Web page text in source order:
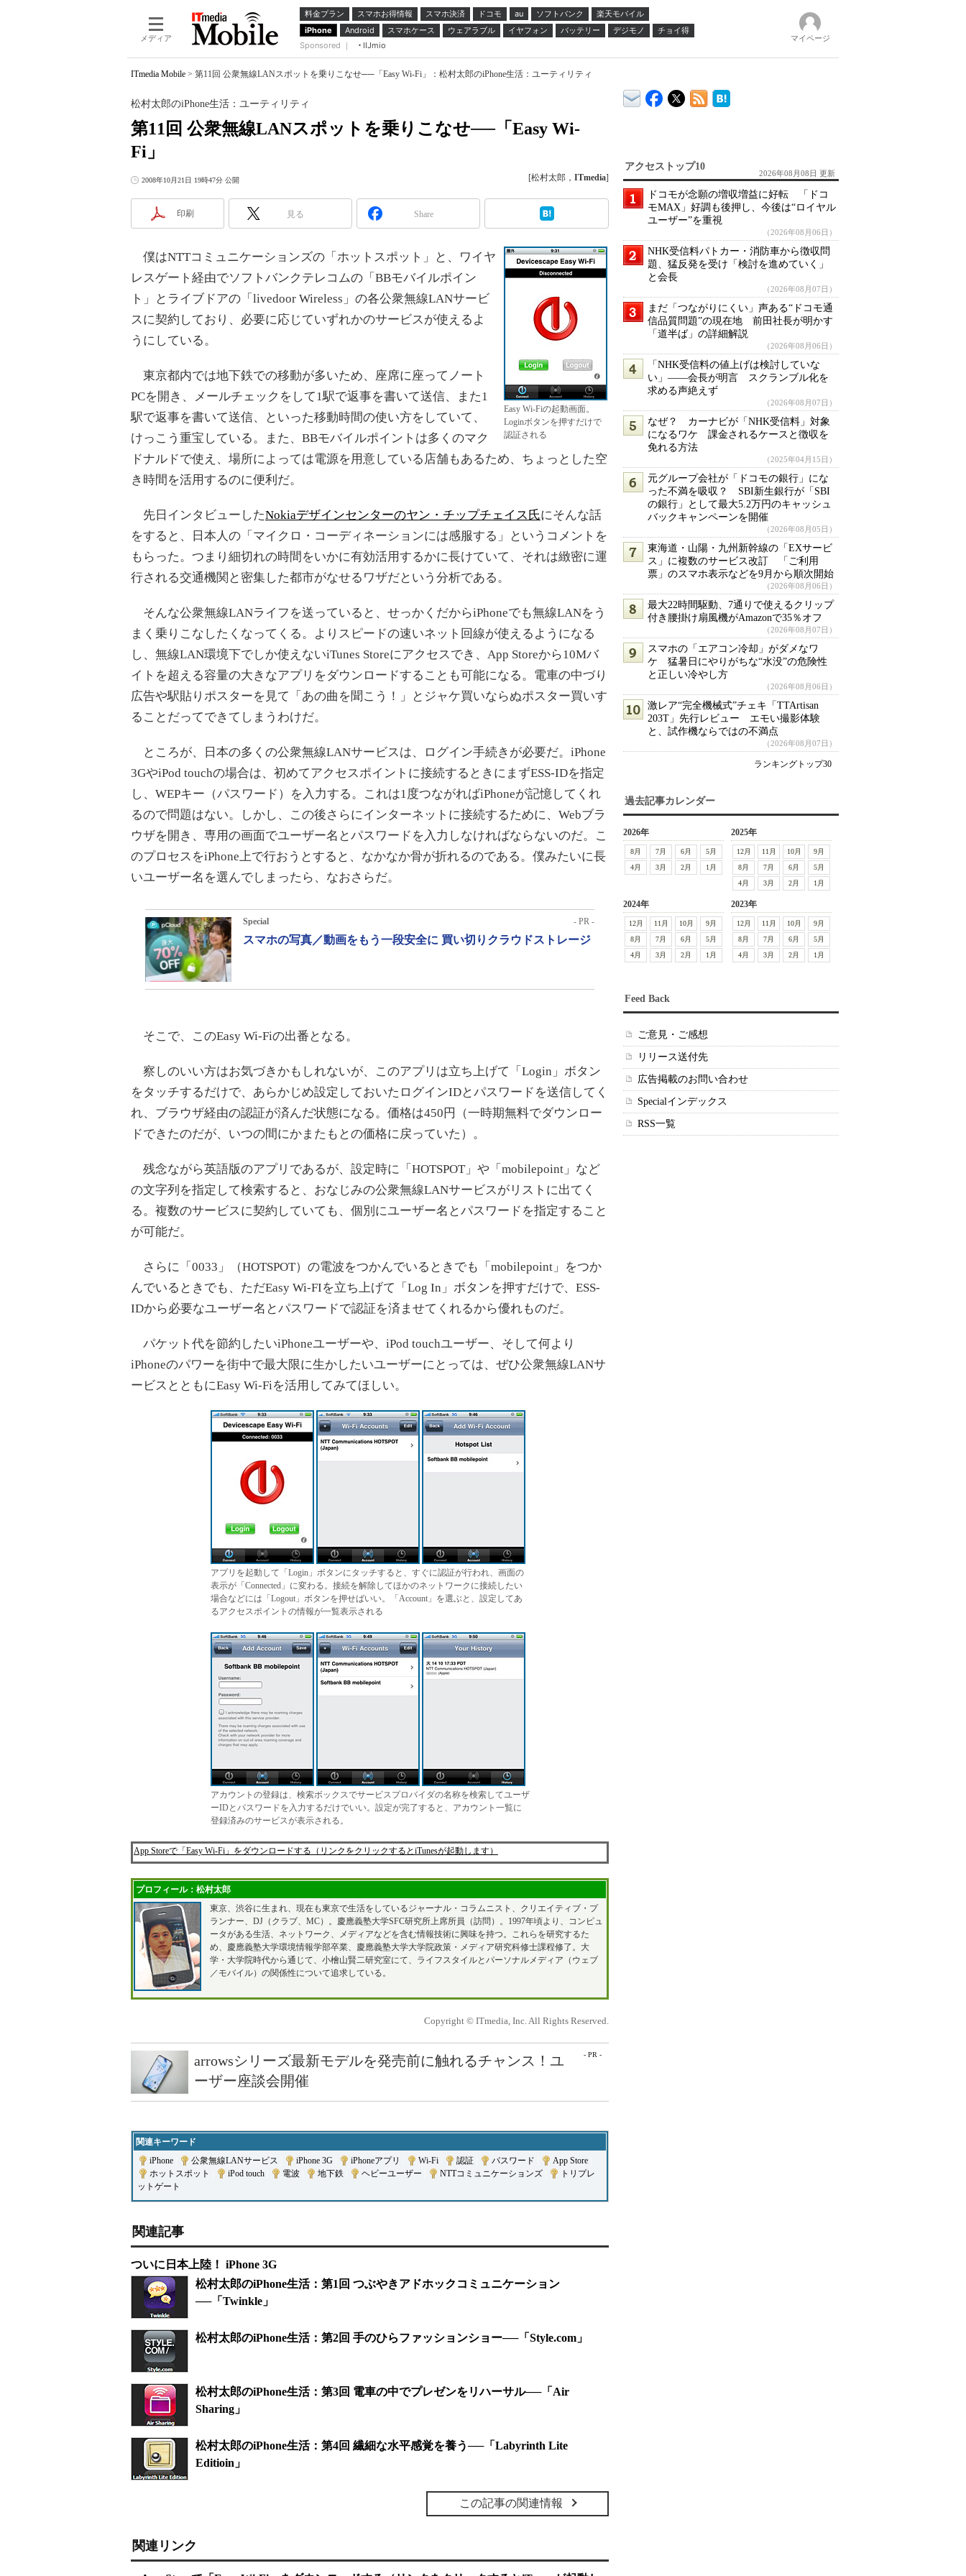
メディア
料金プラン スマホお得情報 スマホ決済 ドコモ au ソフトバンク
楽天モバイル
iPhone
Android スマホケース ウェアラブル イヤフォン バッテリー デジモノ
チョイ得
Sponsored ｜
IIJmio
マイページ
ITmedia Mobile > 第11回 公衆無線LANスポットを乗りこなせ──「Easy Wi-Fi」：松村太郎のiPhone生活：ユーティリティ
第11回 公衆無線LANスポットを乗りこなせ──「Easy Wi-
Fi」
松村太郎のiPhone生活：ユーティリティ
2008年10月21日 19時47分 公開 [松村太郎， ITmedia]
印刷 見る Share
Easy Wi-Fiの起動画面。
Loginボタンを押すだけで
認証される
僕はNTTコミュニケーションズの「ホットスポット」と、ワイヤ
レスゲート経由でソフトバンクテレコムの「BBモバイルポイン
ト」とライブドアの「livedoor Wireless」の各公衆無線LANサービ
スに契約しており、必要に応じていずれかのサービスが使えるよ
うにしている。
東京都内では地下鉄での移動が多いため、座席に座ってノート
PCを開き、メールチェックをして1駅で返事を書いて送信、また1
駅で返事を書いて送信、といった移動時間の使い方をしていて、
けっこう重宝している。また、BBモバイルポイントは多くのマク
ドナルドで使え、場所によっては電源を用意している店舗もあるため、ちょっとした空
き時間を活用するのに便利だ。
先日インタビューしたNokiaデザインセンターのヤン・チップチェイス氏にそんな話
をすると、日本人の「マイクロ・コーディネーションには感服する」というコメントを
もらった。つまり細切れの時間をいかに有効活用するかに長けていて、それは緻密に運
行される交通機関と密集した都市がなせるワザだという分析である。
そんな公衆無線LANライフを送っていると、せっかくだからiPhoneでも無線LANをう
まく乗りこなしたくなってくる。よりスピードの速いネット回線が使えるようになる
し、無線LAN環境下でしか使えないiTunes Storeにアクセスでき、App Storeから10Mバ
イトを超える容量の大きなアプリをダウンロードすることも可能になる。電車の中づり
広告や駅貼りポスターを見て「あの曲を聞こう！」とジャケ買いならぬポスター買いす
ることだってできてしまうわけだ。
ところが、日本の多くの公衆無線LANサービスは、ログイン手続きが必要だ。iPhone
3GやiPod touchの場合は、初めてアクセスポイントに接続するときにまずESS-IDを指定
し、WEPキー（パスワード）を入力する。これは1度つながればiPhoneが記憶してくれ
るので問題はない。しかし、この後さらにインターネットに接続するために、Webブラ
ウザを開き、専用の画面でユーザー名とパスワードを入力しなければならないのだ。こ
のプロセスをiPhone上で行おうとすると、なかなか骨が折れるのである。僕みたいに長
いユーザー名を選んでしまったら、なおさらだ。
Special - PR -
スマホの写真／動画をもう一段安全に 買い切りクラウドストレージ
そこで、このEasy Wi-Fiの出番となる。
察しのいい方はお気づきかもしれないが、このアプリは立ち上げて「Login」ボタン
をタッチするだけで、あらかじめ設定しておいたログインIDとパスワードを送信してく
れ、ブラウザ経由の認証が済んだ状態になる。価格は450円（一時期無料でダウンロー
ドできたのだが、いつの間にかまたもとの価格に戻っていた）。
残念ながら英語版のアプリであるが、設定時に「HOTSPOT」や「mobilepoint」など
の文字列を指定して検索すると、おなじみの公衆無線LANサービスがリストに出てく
る。複数のサービスに契約していても、個別にユーザー名とパスワードを指定すること
が可能だ。
さらに「0033」（HOTSPOT）の電波をつかんでいるときでも「mobilepoint」をつか
んでいるときでも、ただEasy Wi-FIを立ち上げて「Log In」ボタンを押すだけで、ESS-
IDから必要なユーザー名とパスワードで認証を済ませてくれるから優れものだ。
パケット代を節約したいiPhoneユーザーや、iPod touchユーザー、そして何より
iPhoneのパワーを街中で最大限に生かしたいユーザーにとっては、ぜひ公衆無線LANサ
ービスとともにEasy Wi-Fiを活用してみてほしい。
アプリを起動して「Login」ボタンにタッチすると、すぐに認証が行われ、画面の
表示が「Connected」に変わる。接続を解除してほかのネットワークに接続したい
場合などには「Logout」ボタンを押せばいい。「Account」を選ぶと、設定してあ
るアクセスポイントの情報が一覧表示される
アカウントの登録は、検索ボックスでサービスプロバイダの名称を検索してユーザ
ーIDとパスワードを入力するだけでいい。設定が完了すると、アカウント一覧に
登録済みのサービスが表示される。
App Storeで「Easy Wi-Fi」をダウンロードする（リンクをクリックするとiTunesが起動します）
プロフィール：松村太郎
東京、渋谷に生まれ、現在も東京で生活をしているジャーナル・コラムニスト、クリエイティブ・プ
ランナー、DJ（クラブ、MC）。慶應義塾大学SFC研究所上席所員（訪問）。1997年頃より、コンピュ
ータがある生活、ネットワーク、メディアなどを含む情報技術に興味を持つ。これらを研究するた
め、慶應義塾大学環境情報学部卒業、慶應義塾大学大学院政策・メディア研究科修士課程修了。大
学・大学院時代から通じて、小檜山賢二研究室にて、ライフスタイルとパーソナルメディア（ウェブ
／モバイル）の関係性について追求している。
Copyright © ITmedia, Inc. All Rights Reserved.
- PR -
arrowsシリーズ最新モデルを発売前に触れるチャンス！ユ
ーザー座談会開催
関連キーワード
iPhone
公衆無線LANサービス iPhone 3G iPhoneアプリ Wi-Fi 認証 パスワード App Store
ホットスポット
iPod touch 電波 地下鉄 ヘビーユーザー NTTコミュニケーションズ
トリプレ
ットゲート
関連記事
ついに日本上陸！ iPhone 3G
松村太郎のiPhone生活：第1回 つぶやきアドホックコミュニケーション
──「Twinkle」
松村太郎のiPhone生活：第2回 手のひらファッションショー──「Style.com」
松村太郎のiPhone生活：第3回 電車の中でプレゼンをリハーサル──「Air
Sharing」
松村太郎のiPhone生活：第4回 繊細な水平感覚を養う──「Labyrinth Lite
Editioin」
この記事の関連情報
関連リンク
アクセストップ10
2026年08月08日 更新
ドコモが念願の増収増益に好転 「ドコ
モMAX」好調も後押し、今後は“ロイヤル
ユーザー”を重視
（2026年08月06日）
NHK受信料パトカー・消防車から徴収問
題、猛反発を受け「検討を進めていく」
と会長
（2026年08月07日）
まだ「つながりにくい」声ある“ドコモ通
信品質問題”の現在地 前田社長が明かす
「道半ば」の詳細解説
（2026年08月06日）
「NHK受信料の値上げは検討していな
い」――会長が明言 スクランブル化を
求める声絶えず
（2026年08月07日）
なぜ？ カーナビが「NHK受信料」対象
になるワケ 課金されるケースと徴収を
免れる方法
（2025年04月15日）
元グループ会社が「ドコモの銀行」にな
った不満を吸収？ SBI新生銀行が「SBI
の銀行」として最大5.2万円のキャッシュ
バックキャンペーンを開催
（2026年08月05日）
東海道・山陽・九州新幹線の「EXサービ
ス」に複数のサービス改訂 「ご利用
票」のスマホ表示などを9月から順次開始
（2026年08月06日）
最大22時間駆動、7通りで使えるクリップ
付き腰掛け扇風機がAmazonで35％オフ
（2026年08月07日）
スマホの「エアコン冷却」がダメなワ
ケ 猛暑日にやりがちな“水没”の危険性
と正しい冷やし方
（2026年08月06日）
激レア“完全機械式”チェキ「TTArtisan
203T」先行レビュー エモい撮影体験
と、試作機ならではの不満点
（2026年08月07日）
ランキングトップ30
過去記事カレンダー
2026年
8月 7月 6月
5月
4月
3月 2月 1月
2025年
12月 11月 10月
9月
8月
7月 6月
5月
4月
3月 2月 1月
2024年
12月 11月 10月
9月
8月
7月 6月
5月
4月
3月 2月 1月
2023年
12月 11月 10月
9月
8月
7月 6月
5月
4月
3月 2月 1月
Feed Back
ご意見・ご感想
リリース送付先
広告掲載のお問い合わせ
Specialインデックス
RSS一覧